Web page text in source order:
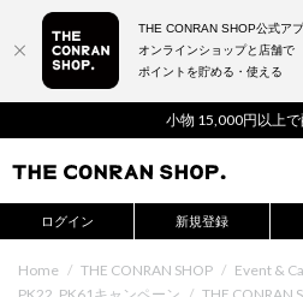
小物 15,000円以上で
ログイン 新規登録
Home / THE CONRAN SHOP / Event &
THE CONRAN SHOP公式ア
オンラインショップと店舗で
ポイントを貯める・使える